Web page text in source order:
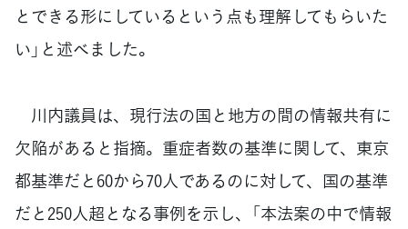
とできる形にしているという点も理解してもらいた
い」と述べました。
川内議員は、現行法の国と地方の間の情報共有に
欠陥があると指摘。重症者数の基準に関して、東京
都基準だと60から70人であるのに対して、国の基準
だと250人超となる事例を示し、「本法案の中で情報